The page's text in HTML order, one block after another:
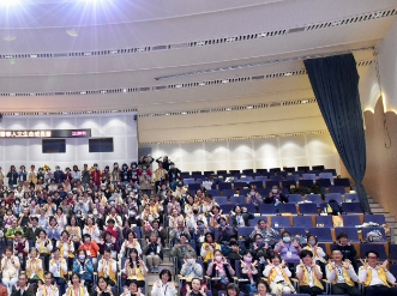
己必須每年每年很清楚。
結是完全不知道的！你一
嚇一跳！